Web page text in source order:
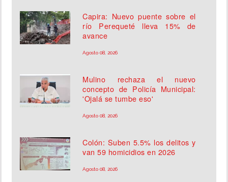
Capira: Nuevo puente sobre el
río Perequeté lleva 15% de
avance
Agosto 08, 2026
Mulino rechaza el nuevo
concepto de Policía Municipal:
'Ojalá se tumbe eso'
Agosto 08, 2026
Colón: Suben 5.5% los delitos y
van 59 homicidios en 2026
Agosto 08, 2026